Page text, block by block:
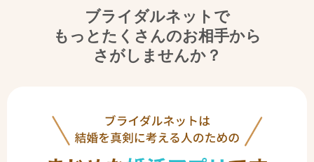
ブライダルネットで
もっとたくさんのお相手から
さがしませんか？